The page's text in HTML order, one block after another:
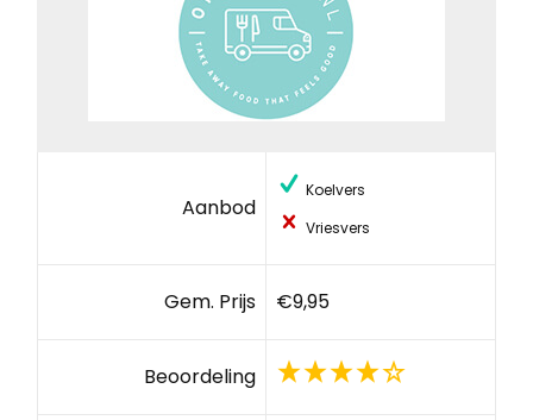
Aanbod
Koelvers
Vriesvers
Gem. Prijs €9,95
Beoordeling